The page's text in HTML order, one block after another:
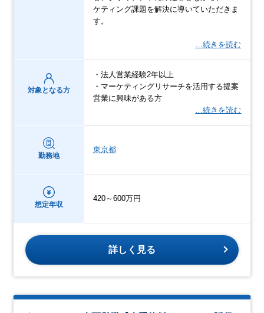
ケティング課題を解決に導いていただきま
す。
…続きを読む
対象となる方
・法人営業経験2年以上
・マーケティングリサーチを活用する提案
営業に興味がある方
…続きを読む
勤務地
東京都
想定年収
420～600万円
詳しく見る